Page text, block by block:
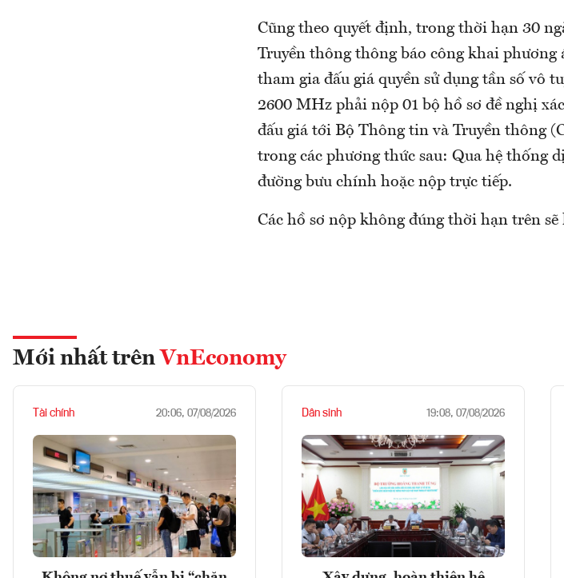
Cũng theo quyết định, trong thời hạn 30
Truyền thông thông báo công khai phương
tham gia đấu giá quyền sử dụng tần số vô
2600 MHz phải nộp 01 bộ hồ sơ đề nghị
đấu giá tới Bộ Thông tin và Truyền thông
trong các phương thức sau: Qua hệ thống
đường bưu chính hoặc nộp trực tiếp.
Các hồ sơ nộp không đúng thời hạn trên
Mới nhất trên VnEconomy
Tài chính 20:06, 07/08/2026 Dân sinh 19:08, 07/08/2026